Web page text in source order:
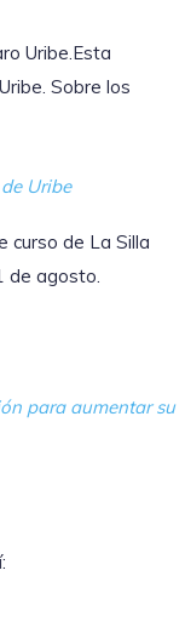
Uribe.Esta
Sobre los
Uribe
curso de La Silla
de agosto.
para aumentar su